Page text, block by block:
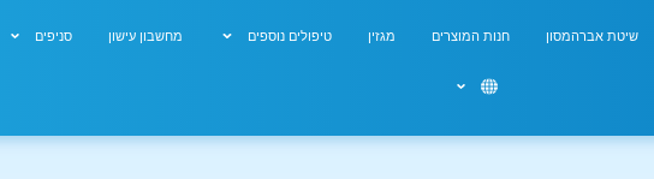
שיטת אברהמסון חנות המוצרים מגזין טיפולים נוספים מחשבון עישון סניפים